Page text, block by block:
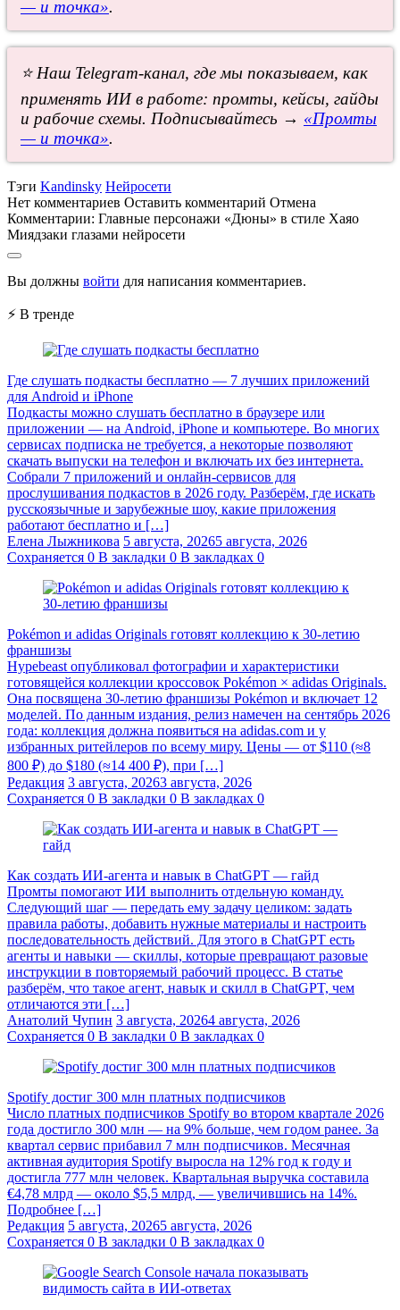
— и точка».
⭐ Наш Telegram-канал, где мы показываем, как
применять ИИ в работе: промты, кейсы, гайды
и рабочие схемы. Подписывайтесь → «Промты
— и точка».
Тэги Kandinsky Нейросети
Нет комментариев Оставить комментарий Отмена
Комментарии: Главные персонажи «Дюны» в стиле Хаяо
Миядзаки глазами нейросети
Вы должны войти для написания комментариев.
⚡ В тренде
Где слушать подкасты бесплатно — 7 лучших приложений
для Android и iPhone
Подкасты можно слушать бесплатно в браузере или
приложении — на Android, iPhone и компьютере. Во многих
сервисах подписка не требуется, а некоторые позволяют
скачать выпуски на телефон и включать их без интернета.
Собрали 7 приложений и онлайн-сервисов для
прослушивания подкастов в 2026 году. Разберём, где искать
русскоязычные и зарубежные шоу, какие приложения
работают бесплатно и […]
Елена Лыжникова 5 августа, 20265 августа, 2026
Сохраняется 0 В закладки 0 В закладках 0
Pokémon и adidas Originals готовят коллекцию к 30-летию
франшизы
Hypebeast опубликовал фотографии и характеристики
готовящейся коллекции кроссовок Pokémon × adidas Originals.
Она посвящена 30-летию франшизы Pokémon и включает 12
моделей. По данным издания, релиз намечен на сентябрь 2026
года: коллекция должна появиться на adidas.com и у
избранных ритейлеров по всему миру. Цены — от $110 (≈8
800 ₽) до $180 (≈14 400 ₽), при […]
Редакция 3 августа, 20263 августа, 2026
Сохраняется 0 В закладки 0 В закладках 0
Как создать ИИ-агента и навык в ChatGPT — гайд
Промты помогают ИИ выполнить отдельную команду.
Следующий шаг — передать ему задачу целиком: задать
правила работы, добавить нужные материалы и настроить
последовательность действий. Для этого в ChatGPT есть
агенты и навыки — скиллы, которые превращают разовые
инструкции в повторяемый рабочий процесс. В статье
разберём, что такое агент, навык и скилл в ChatGPT, чем
отличаются эти […]
Анатолий Чупин 3 августа, 20264 августа, 2026
Сохраняется 0 В закладки 0 В закладках 0
Spotify достиг 300 млн платных подписчиков
Число платных подписчиков Spotify во втором квартале 2026
года достигло 300 млн — на 9% больше, чем годом ранее. За
квартал сервис прибавил 7 млн подписчиков. Месячная
активная аудитория Spotify выросла на 12% год к году и
достигла 777 млн человек. Квартальная выручка составила
€4,78 млрд — около $5,5 млрд, — увеличившись на 14%.
Подробнее […]
Редакция 5 августа, 20265 августа, 2026
Сохраняется 0 В закладки 0 В закладках 0